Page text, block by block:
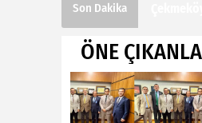
Son Dakika
ÖNE